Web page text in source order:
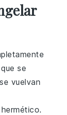
se
vuelvan